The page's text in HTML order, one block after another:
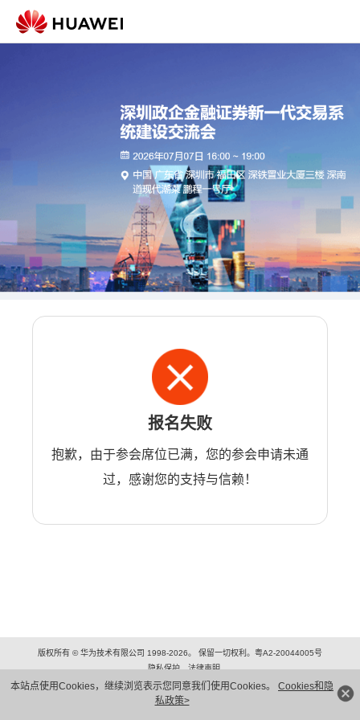
本站点使用Cookies，继续浏览表示您同意我们使用Cookies。 Cookies和隐
私政策>
报名失败
抱歉，由于参会席位已满，您的参会申请未通
过，感谢您的支持与信赖！
版权所有 © 华为技术有限公司 1998-2026。 保留一切权利。粤A2-20044005号
隐私保护
法律声明